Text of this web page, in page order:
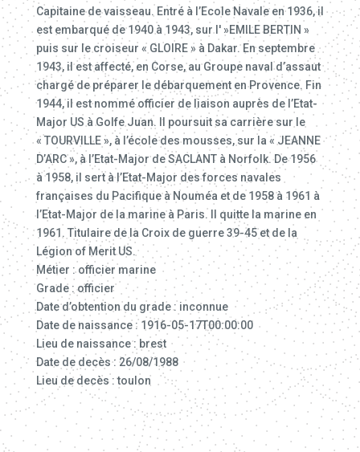
Capitaine de vaisseau. Entré à l’Ecole Navale en 1936, il
est embarqué de 1940 à 1943, sur l' »EMILE BERTIN »
puis sur le croiseur « GLOIRE » à Dakar. En septembre
1943, il est affecté, en Corse, au Groupe naval d’assaut
chargé de préparer le débarquement en Provence. Fin
1944, il est nommé officier de liaison auprès de l’Etat-
Major US à Golfe Juan. Il poursuit sa carrière sur le
« TOURVILLE », à l’école des mousses, sur la « JEANNE
D’ARC », à l’Etat-Major de SACLANT à Norfolk. De 1956
à 1958, il sert à l’Etat-Major des forces navales
françaises du Pacifique à Nouméa et de 1958 à 1961 à
l’Etat-Major de la marine à Paris. Il quitte la marine en
1961. Titulaire de la Croix de guerre 39-45 et de la
Légion of Merit US.
Métier : officier marine
Grade : officier
Date d’obtention du grade : inconnue
Date de naissance : 1916-05-17T00:00:00
Lieu de naissance : brest
Date de decès : 26/08/1988
Lieu de decès : toulon